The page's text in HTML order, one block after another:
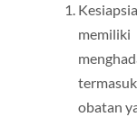
obatan